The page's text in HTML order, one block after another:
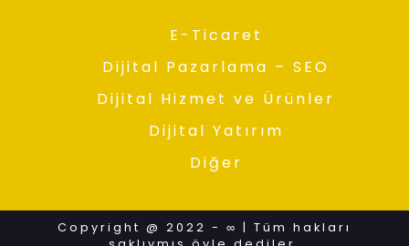
E-Ticaret
Dijital Pazarlama – SEO
Dijital Hizmet ve Ürünler
Dijital Yatırım
Diğer
Copyright @ 2022 - ∞ | Tüm hakları